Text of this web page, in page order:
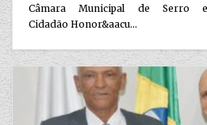
Câmara Municipal de Serro
Cidadão Honor&aacu...